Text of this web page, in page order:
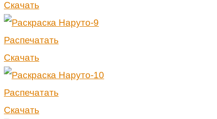
Скачать
Распечатать
Скачать
Распечатать
Скачать